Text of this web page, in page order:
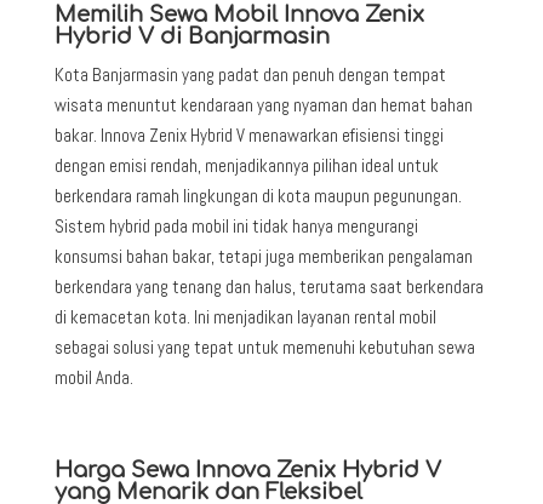
Memilih Sewa Mobil Innova Zenix
Hybrid V di Banjarmasin
Kota Banjarmasin yang padat dan penuh dengan tempat
wisata menuntut kendaraan yang nyaman dan hemat bahan
bakar. Innova Zenix Hybrid V menawarkan efisiensi tinggi
dengan emisi rendah, menjadikannya pilihan ideal untuk
berkendara ramah lingkungan di kota maupun pegunungan.
Sistem hybrid pada mobil ini tidak hanya mengurangi
konsumsi bahan bakar, tetapi juga memberikan pengalaman
berkendara yang tenang dan halus, terutama saat berkendara
di kemacetan kota. Ini menjadikan layanan rental mobil
sebagai solusi yang tepat untuk memenuhi kebutuhan sewa
mobil Anda.
Harga Sewa Innova Zenix Hybrid V
yang Menarik dan Fleksibel